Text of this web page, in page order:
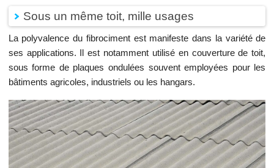
Sous un même toit, mille usages
La polyvalence du fibrociment est manifeste dans la variété de
ses applications. Il est notamment utilisé en couverture de toit,
sous forme de plaques ondulées souvent employées pour les
bâtiments agricoles, industriels ou les hangars.